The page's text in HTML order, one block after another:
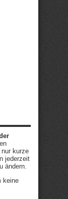
kurze
jederzeit
ändern.
keine